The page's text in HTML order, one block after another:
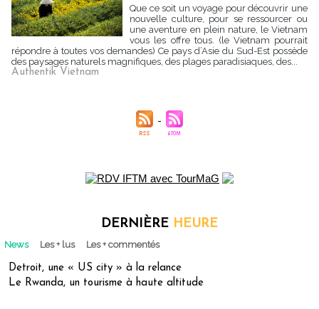
Que ce soit un voyage pour découvrir une
nouvelle culture, pour se ressourcer ou
une aventure en plein nature, le Vietnam
vous les offre tous. (le Vietnam pourrait
répondre à toutes vos demandes) Ce pays d’Asie du Sud-Est possède
des paysages naturels magnifiques, des plages paradisiaques, des...
Authentik Vietnam
DERNIÈRE HEURE
News Les + lus Les + commentés
Detroit, une « US city » à la relance
Le Rwanda, un tourisme à haute altitude